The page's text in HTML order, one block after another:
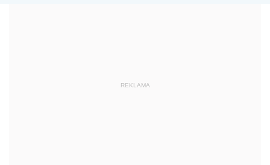
Dziennik Urzędowy Ministra Kultury i Dziedzictwa
REKLAMA